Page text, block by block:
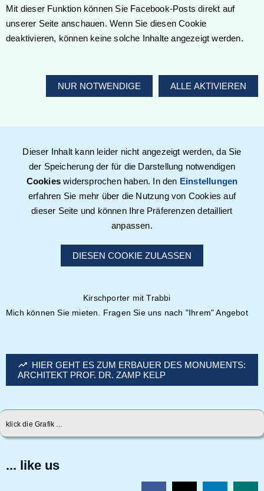
Mit dieser Funktion können Sie Facebook-Posts direkt auf
unserer Seite anschauen. Wenn Sie diesen Cookie
deaktivieren, können keine solche Inhalte angezeigt werden.
NUR NOTWENDIGE ALLE AKTIVIEREN
Dieser Inhalt kann leider nicht angezeigt werden, da Sie
der Speicherung der für die Darstellung notwendigen
Cookieswidersprochen haben. In den Einstellungen
erfahren Sie mehr über die Nutzung von Cookies auf
dieser Seite und können Ihre Präferenzen detailliert
anpassen.
DIESEN COOKIE ZULASSEN
Kirschporter mit Trabbi
Mich können Sie mieten. Fragen Sie uns nach "Ihrem" Angebot
HIER GEHT ES ZUM ERBAUER DES MONUMENTS:
ARCHITEKT PROF. DR. ZAMP KELP
klick die Grafik ...
... like us